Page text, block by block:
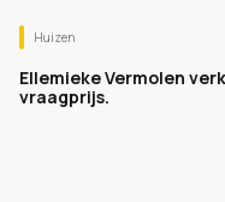
Huizen
Ellemieke Vermolen
vraagprijs.